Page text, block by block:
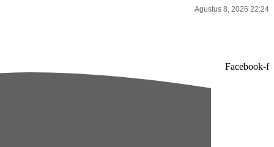
Agustus 8, 2026 22:24
Facebook-f